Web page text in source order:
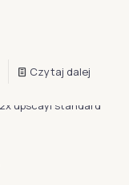
Czytaj dalej